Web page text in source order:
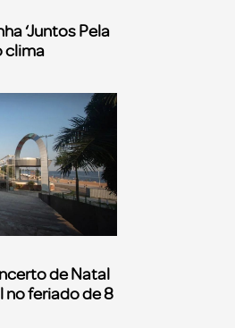
‘Juntos Pela
clima
de Natal
feriado de 8